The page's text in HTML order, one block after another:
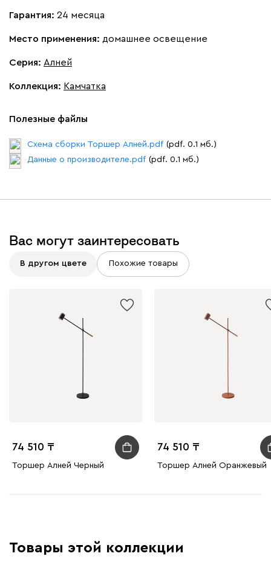
Гарантия: 24 месяца
Место применения: домашнее освещение
Серия: Алней
Коллекция: Камчатка
Полезные файлы
Схема сборки Торшер Алней.pdf (pdf. 0.1 мб.)
Данные о производителе.pdf (pdf. 0.1 мб.)
Вас могут заинтересовать
В другом цвете Похожие товары
74 510
Торшер Алней Черный
74 510
Торшер Алней Оранжевый
Товары этой коллекции